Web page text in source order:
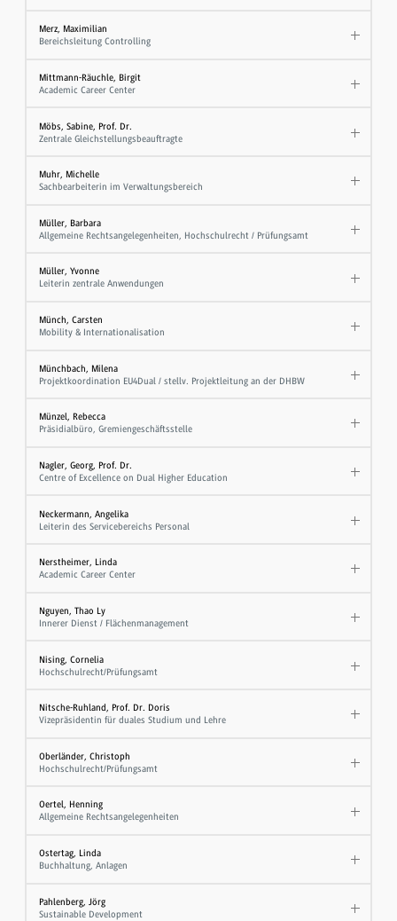
Merz, Maximilian
Bereichsleitung Controlling
Mittmann-Räuchle, Birgit
Academic Career Center
Möbs, Sabine, Prof. Dr.
Zentrale Gleichstellungsbeauftragte
Muhr, Michelle
Sachbearbeiterin im Verwaltungsbereich
Müller, Barbara
Allgemeine Rechtsangelegenheiten, Hochschulrecht / Prüfungsamt
Müller, Yvonne
Leiterin zentrale Anwendungen
Münch, Carsten
Mobility & Internationalisation
Münchbach, Milena
Projektkoordination EU4Dual / stellv. Projektleitung an der DHBW
Münzel, Rebecca
Präsidialbüro, Gremiengeschäftsstelle
Nagler, Georg, Prof. Dr.
Centre of Excellence on Dual Higher Education
Neckermann, Angelika
Leiterin des Servicebereichs Personal
Nerstheimer, Linda
Academic Career Center
Nguyen, Thao Ly
Innerer Dienst / Flächenmanagement
Nising, Cornelia
Hochschulrecht/Prüfungsamt
Nitsche-Ruhland, Prof. Dr. Doris
Vizepräsidentin für duales Studium und Lehre
Oberländer, Christoph
Hochschulrecht/Prüfungsamt
Oertel, Henning
Allgemeine Rechtsangelegenheiten
Ostertag, Linda
Buchhaltung, Anlagen
Pahlenberg, Jörg
Sustainable Development